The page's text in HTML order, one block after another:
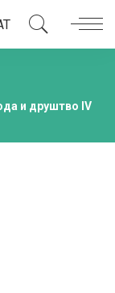
и друштво IV